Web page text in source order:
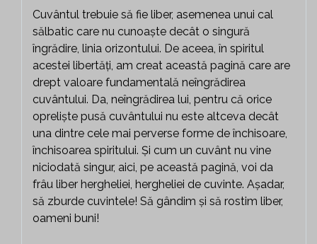
Cuvântul trebuie să fie liber, asemenea unui cal
sălbatic care nu cunoaște decât o singură
îngrădire, linia orizontului. De aceea, în spiritul
acestei libertăți, am creat această pagină care are
drept valoare fundamentală neîngrădirea
cuvântului. Da, neîngrădirea lui, pentru că orice
opreliște pusă cuvântului nu este altceva decât
una dintre cele mai perverse forme de închisoare,
închisoarea spiritului. Și cum un cuvânt nu vine
niciodată singur, aici, pe această pagină, voi da
frâu liber hergheliei, hergheliei de cuvinte. Așadar,
să zburde cuvintele! Să gândim și să rostim liber,
oameni buni!